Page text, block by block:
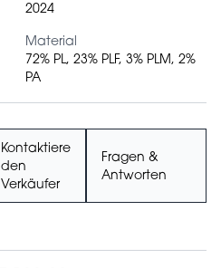
2024
Material
72% PL, 23% PLF, 3% PLM, 2%
PA
Kontaktiere
den
Verkäufer
Fragen &
Antworten